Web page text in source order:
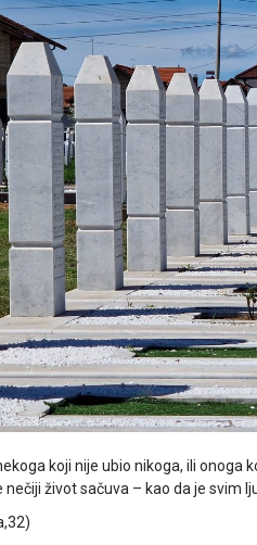
koji nije ubio nikoga, ili onoga
nečiji život sačuva – kao da je svim